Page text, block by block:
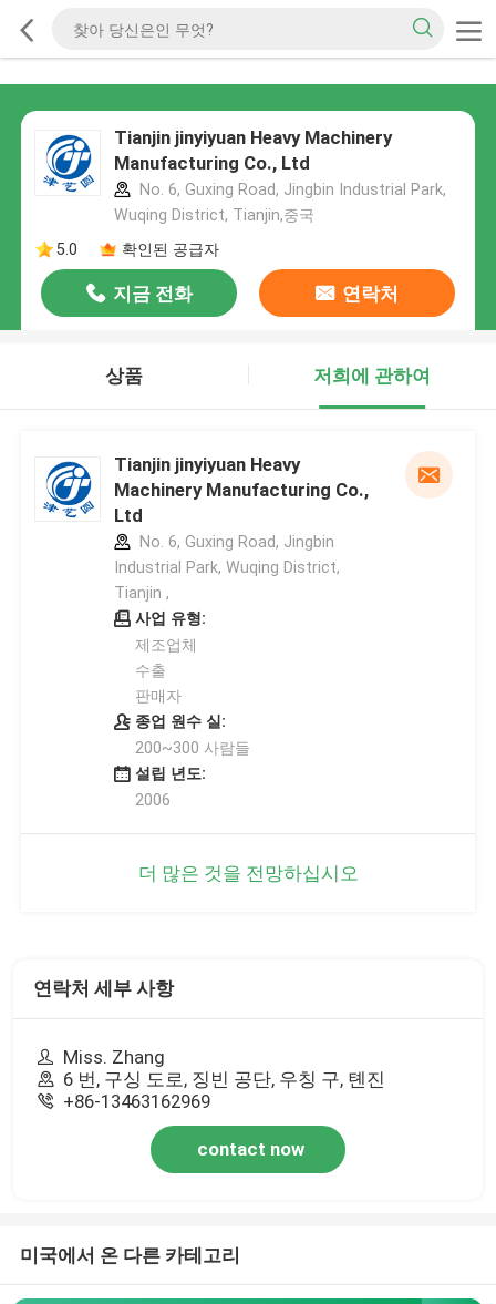
Tianjin jinyiyuan Heavy Machinery
Manufacturing Co., Ltd
No. 6, Guxing Road, Jingbin Industrial Park,
Wuqing District, Tianjin,중국
5.0
확인된 공급자
지금 전화 연락처
상품 저희에 관하여
Tianjin jinyiyuan Heavy
Machinery Manufacturing Co.,
Ltd
No. 6, Guxing Road, Jingbin
Industrial Park, Wuqing District,
Tianjin ,
사업 유형:
제조업체
수출
판매자
종업 원수 실:
200~300 사람들
설립 년도:
2006
더 많은 것을 전망하십시오
연락처 세부 사항
Miss. Zhang
6 번, 구싱 도로, 징빈 공단, 우칭 구, 톈진
+86-13463162969
contact now
미국에서 온 다른 카테고리